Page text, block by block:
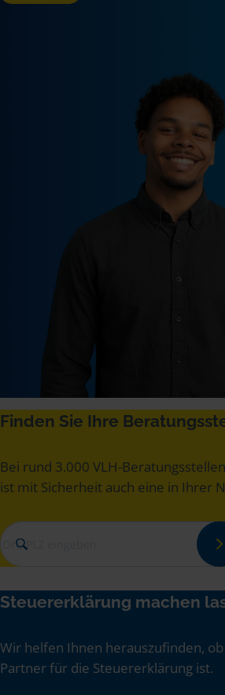
Finden Sie Ihre
Bei rund 3.000 VLH-
ist mit Sicherheit auch eine in Ihrer
Ort, PLZ eingeben
Steuererklärung machen
Wir helfen Ihnen herauszufinden,
Partner für die Steuererklärung ist.